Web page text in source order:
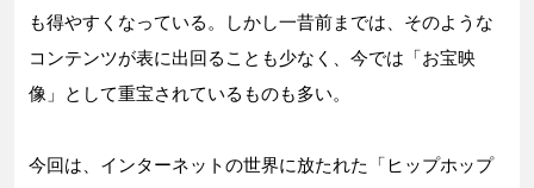
も得やすくなっている。しかし一昔前までは、そのような
コンテンツが表に出回ることも少なく、今では「お宝映
像」として重宝されているものも多い。
今回は、インターネットの世界に放たれた「ヒップホップ